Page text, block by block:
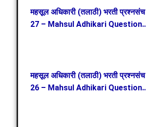
महसूल अधिकारी (तलाठी) भरती प्रश्नसंच
27 – Mahsul Adhikari Question
महसूल अधिकारी (तलाठी) भरती प्रश्नसंच
26 – Mahsul Adhikari Question